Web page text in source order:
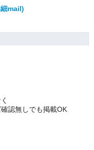
mail)
認無しでも掲載OK